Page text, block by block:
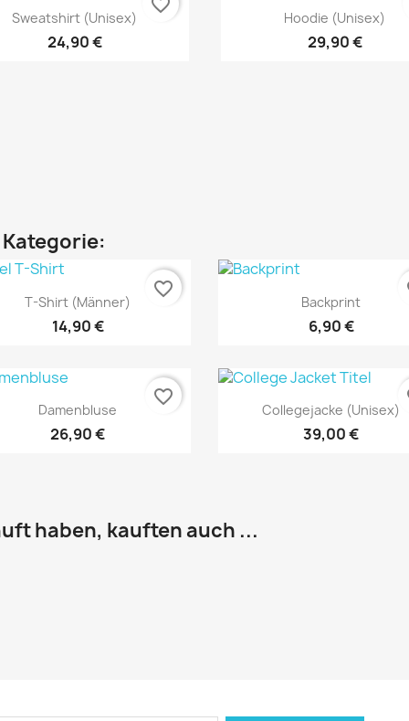
Vorschau
Sweatshirt (unisex)
24,90 €
favorite_border Vorschau
Hoodie (unisex)
29,90 €
Vorschau
T-Shirt (Männer)
14,90 €
favorite_border Vorschau
Backprint
6,90 €
Vorschau
Damenbluse
26,90 €
favorite_border Vorschau
Collegejacke (Unisex)
39,00 €
haben, kauften auch ...